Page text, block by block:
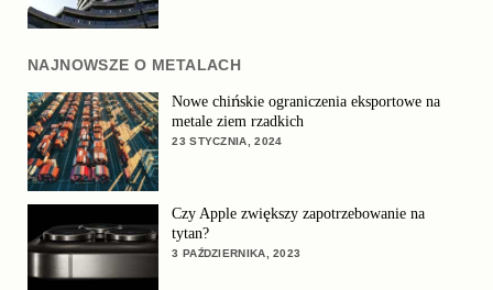
NAJNOWSZE O METALACH
Nowe chińskie ograniczenia eksportowe na
metale ziem rzadkich
23 STYCZNIA, 2024
Czy Apple zwiększy zapotrzebowanie na
tytan?
3 PAŹDZIERNIKA, 2023